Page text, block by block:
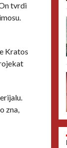
tvrdi
Kratos
zna,